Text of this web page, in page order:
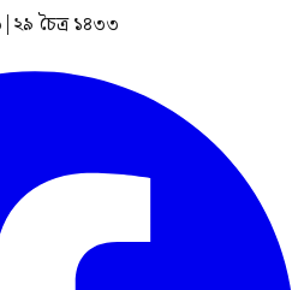
| ২৯ চৈত্র ১৪৩৩